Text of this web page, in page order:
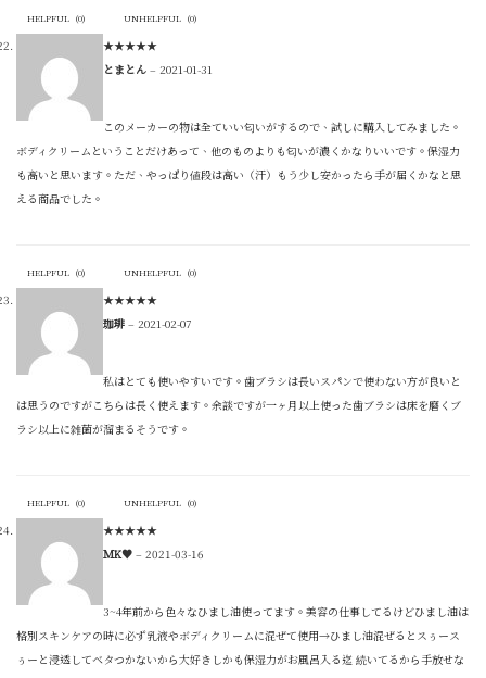
HELPFUL (0) UNHELPFUL (0)
★★★★★
とまとん – 2021-01-31
このメーカーの物は全ていい匂いがするので、試しに購入してみました。
ボディクリームということだけあって、他のものよりも匂いが濃くかなりいいです。保湿力
も高いと思います。ただ、やっぱり値段は高い（汗）もう少し安かったら手が届くかなと思
える商品でした。
HELPFUL (0) UNHELPFUL (0)
★★★★★
珈琲 – 2021-02-07
私はとても使いやすいです。歯ブラシは長いスパンで使わない方が良いと
は思うのですがこちらは長く使えます。余談ですが一ヶ月以上使った歯ブラシは床を磨くブ
ラシ以上に雑菌が溜まるそうです。
HELPFUL (0) UNHELPFUL (0)
★★★★★
ＭK♥️ – 2021-03-16
3~4年前から色々なひまし油使ってます。美容の仕事してるけどひまし油は
格別スキンケアの時に必ず乳液やボディクリームに混ぜて使用→ひまし油混ぜるとスぅース
ぅーと浸透してベタつかないから大好きしかも保湿力がお風呂入る迄 続いてるから手放せな